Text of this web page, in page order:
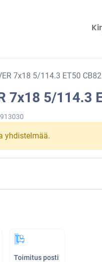
7x18 5/114.3 ET50 CB82
7x18 5/114.3
913030
yhdistelmää.
Toimitus posti